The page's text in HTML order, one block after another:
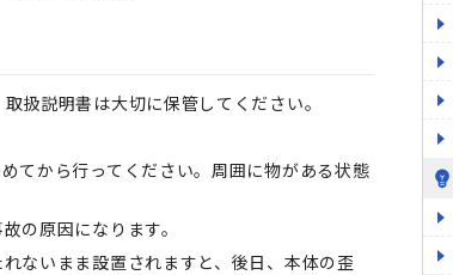
扱説明書は大切に保管してください。
てから行ってください。周囲に物がある状態
の原因になります。
ないまま設置されますと、後日、本体の歪
emoji_objects